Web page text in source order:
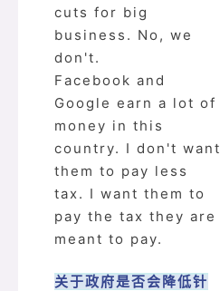
cuts for big
business. No, we
don't.
Facebook and
Google earn a lot of
money in this
country. I don't want
them to pay less
tax. I want them to
pay the tax they are
meant to pay.
关于政府是否会降低针